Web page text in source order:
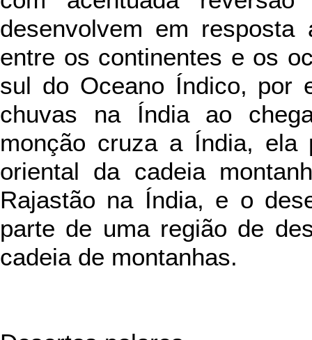
desenvolvem em
entre os continentes e os
sul do Oceano Índico, por
chuvas na Índia ao
monção cruza a Índia, ela
oriental da cadeia
Rajastão na Índia, e o
parte de uma região de
cadeia de montanhas.